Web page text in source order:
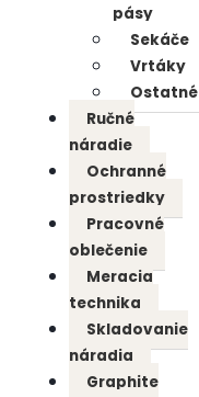
pásy
Sekáče
Vrtáky
Ostatné
Ručné
náradie
Ochranné
prostriedky
Pracovné
oblečenie
Meracia
technika
Skladovanie
náradia
Graphite